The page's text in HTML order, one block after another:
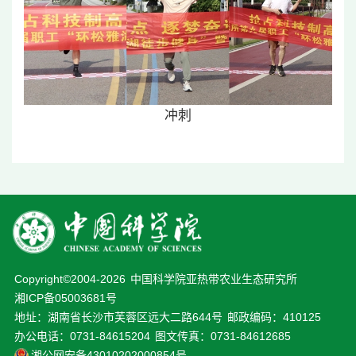
冲刺
Copyright©2004-2026 中国科学院亚热带农业生态研究所
湘ICP备05003681号
地址：湖南省长沙市芙蓉区远大二路644号 邮政编码：410125
办公电话：0731-84615204 图文传真：0731-84612685